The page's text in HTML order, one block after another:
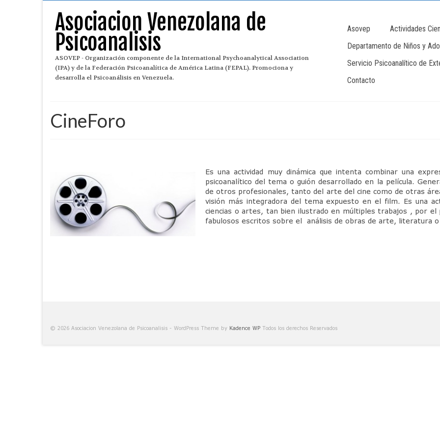
Asociacion Venezolana de
Psicoanalisis
ASOVEP - Organización componente de la International Psychoanalytical Association
(IPA) y de la Federación Psicoanalítica de América Latina (FEPAL). Promociona y
desarrolla el Psicoanálisis en Venezuela.
Asovep Actividades
Departamento de Niños y
Servicio Psicoanalítico de
Contacto
CineForo
Es una actividad muy dinámica que intenta combinar una
psicoanalítico del tema o guión desarrollado en la película.
de otros profesionales, tanto del arte del cine como de otras
visión más integradora del tema expuesto en el film. Es una
ciencias o artes, tan bien ilustrado en múltiples trabajos , por el
fabulosos escritos sobre el análisis de obras de arte, literatura
© 2026 Asociacion Venezolana de Psicoanalisis - WordPress Theme by Kadence WP Todos los derechos Reservados